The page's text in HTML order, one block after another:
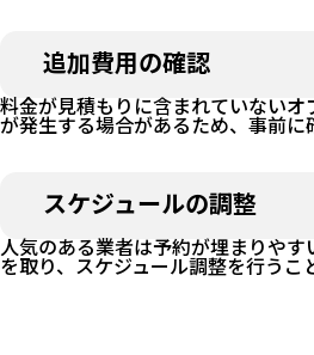
追加費用の確認
料金が見積もりに含まれていないオ
が発生する場合があるため、事前に
スケジュールの調整
人気のある業者は予約が埋まりやす
を取り、スケジュール調整を行うこ